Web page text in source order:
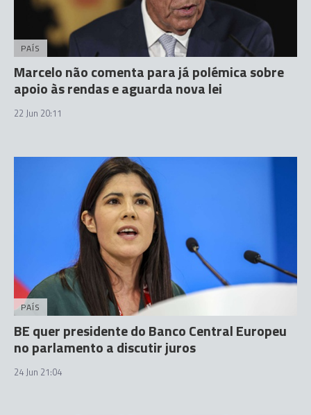
PAÍS
Marcelo não comenta para já polémica sobre
apoio às rendas e aguarda nova lei
22 Jun 20:11
PAÍS
BE quer presidente do Banco Central Europeu
no parlamento a discutir juros
24 Jun 21:04